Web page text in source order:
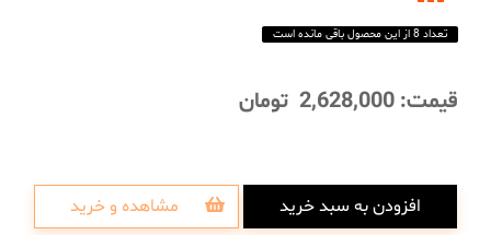
تعداد 8 از این محصول باقی مانده است
قیمت: 2,628,000 تومان
افزودن به سبد خرید مشاهده و خرید